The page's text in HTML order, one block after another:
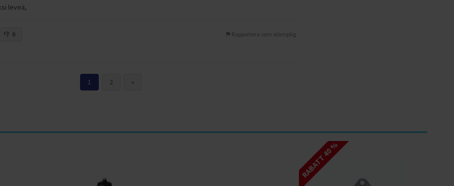
leveä,
0 Rapportera som olämplig
1 2 »
RABATT 40 %